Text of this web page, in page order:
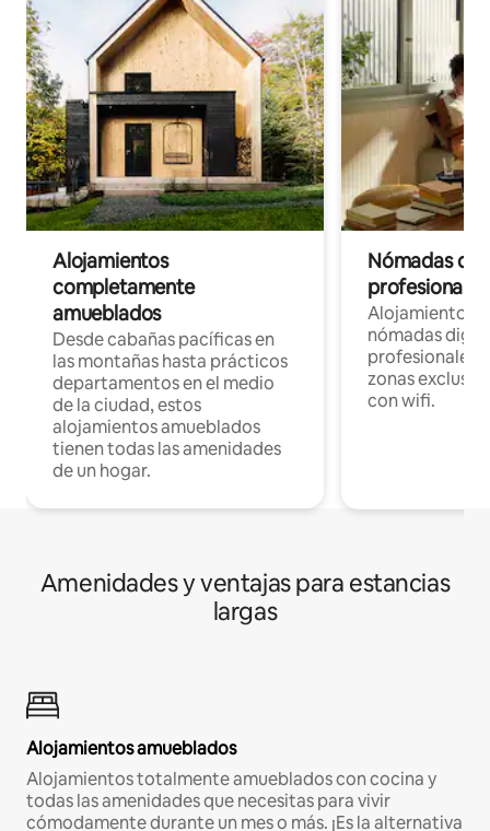
Alojamientos
completamente
amueblados
Desde cabañas pacíficas en
las montañas hasta prácticos
departamentos en el medio
de la ciudad, estos
alojamientos amueblados
tienen todas las amenidades
de un hogar.
Nómadas
Alojamientos
nómadas
profesionales
zonas
con wifi.
Amenidades y ventajas para estancias
largas
Alojamientos amueblados
Alojamientos totalmente amueblados con cocina y
todas las amenidades que necesitas para vivir
cómodamente durante un mes o más. ¡Es la alternativa